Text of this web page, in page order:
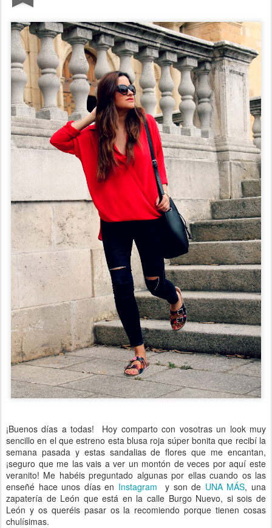
¡Buenos días a todas! Hoy comparto con vosotras un look muy
sencillo en el que estreno esta blusa roja súper bonita que recibí la
semana pasada y estas sandalias de flores que me encantan,
¡seguro que me las vais a ver un montón de veces por aquí este
veranito! Me habéis preguntado algunas por ellas cuando os las
enseñé hace unos días en Instagram y son de UNA MÁS, una
zapatería de León que está en la calle Burgo Nuevo, si sois de
León y os queréis pasar os la recomiendo porque tienen cosas
chulísimas.